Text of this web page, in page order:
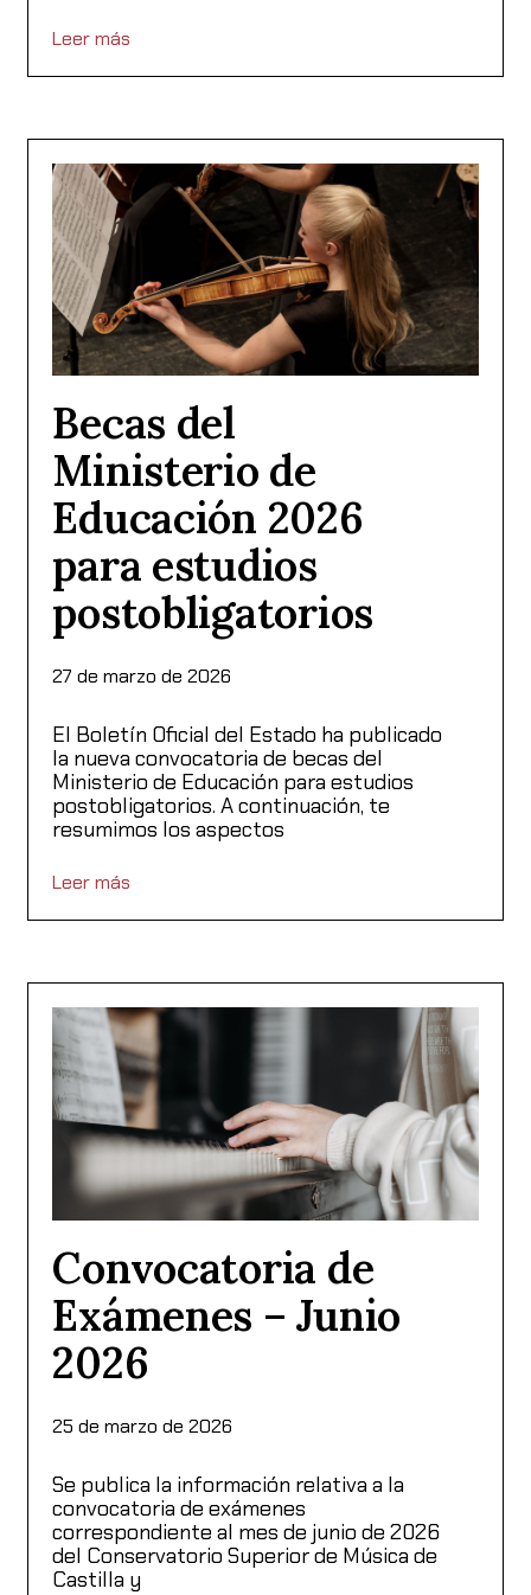
Leer más
Becas del
Ministerio de
Educación 2026
para estudios
postobligatorios
27 de marzo de 2026
El Boletín Oficial del Estado ha publicado
la nueva convocatoria de becas del
Ministerio de Educación para estudios
postobligatorios. A continuación, te
resumimos los aspectos
Leer más
Convocatoria de
Exámenes – Junio
2026
25 de marzo de 2026
Se publica la información relativa a la
convocatoria de exámenes
correspondiente al mes de junio de 2026
del Conservatorio Superior de Música de
Castilla y